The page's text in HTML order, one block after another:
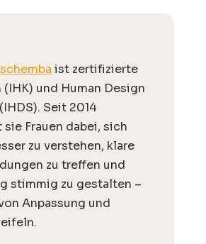
ist zertifizierte
und Human Design
Seit 2014
Frauen dabei, sich
zu verstehen, klare
zu treffen und
stimmig zu gestalten –
Anpassung und